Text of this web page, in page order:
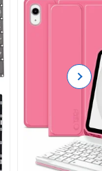
Next